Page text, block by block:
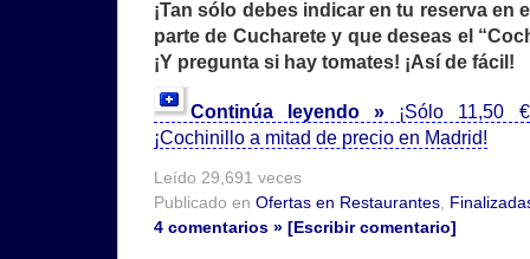
¡Tan sólo debes indicar en tu reserva en
parte de Cucharete y que deseas el
¡Y pregunta si hay tomates! ¡Así de fácil!
Continúa leyendo » ¡Sólo 11,50
¡Cochinillo a mitad de precio en Madrid!
Leído 29,691 veces
Publicado en Ofertas en Restaurantes
4 comentarios » [Escribir comentario]